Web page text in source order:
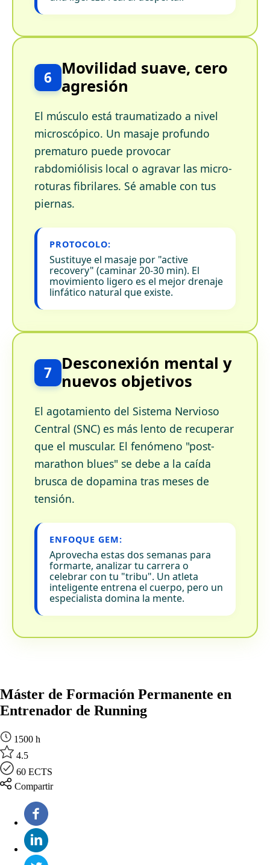
6
Movilidad suave, cero
agresión
El músculo está traumatizado a nivel
microscópico. Un masaje profundo
prematuro puede provocar
rabdomiólisis local o agravar las micro-
roturas fibrilares. Sé amable con tus
piernas.
PROTOCOLO:
Sustituye el masaje por "active
recovery" (caminar 20-30 min). El
movimiento ligero es el mejor drenaje
linfático natural que existe.
7
Desconexión mental y
nuevos objetivos
El agotamiento del Sistema Nervioso
Central (SNC) es más lento de recuperar
que el muscular. El fenómeno "post-
marathon blues" se debe a la caída
brusca de dopamina tras meses de
tensión.
ENFOQUE GEM:
Aprovecha estas dos semanas para
formarte, analizar tu carrera o
celebrar con tu "tribu". Un atleta
inteligente entrena el cuerpo, pero un
especialista domina la mente.
Máster de Formación Permanente en
Entrenador de Running
1500 h
4.5
60 ECTS
Compartir